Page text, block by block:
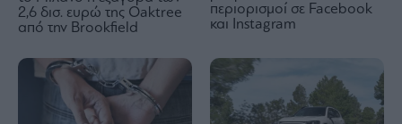
2,6 δισ. ευρώ της Oaktree
από την Brookfield
περιορισμοί σε Facebook
και Instagram